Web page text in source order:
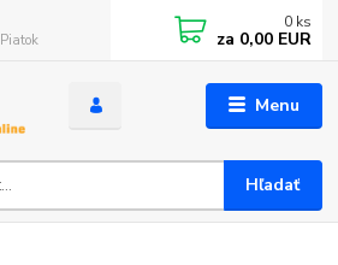
Menu
Hľadať
0 ks
za 0,00 EUR